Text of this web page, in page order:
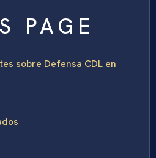
PAGE
sobre Defensa CDL en